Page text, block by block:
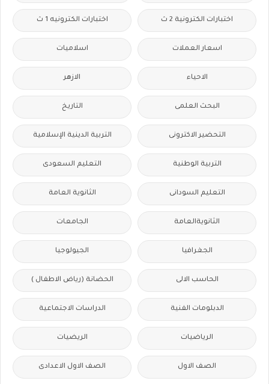
اختبارات الكترونية 2 ث اختبارات الكترونيه 1 ث
اسعار العملات اسلاميات
الاحياء الازهر
البحث العلمى التاريخ
التحضير الاكترونى التربية الدينية الإسلامية
التربية الوطنية التعليم السعودى
التعليم السودانى الثانوية العامة
الثانويةالعامة الجامعات
الجغرافيا الجيولوجيا
الحاسب الالى الحضانة (رياض الاطفال )
الدبلومات الفنية الدراسات الاجتماعية
الرياضيات الريضيات
الصف الاول الصف الاول الاعدادى